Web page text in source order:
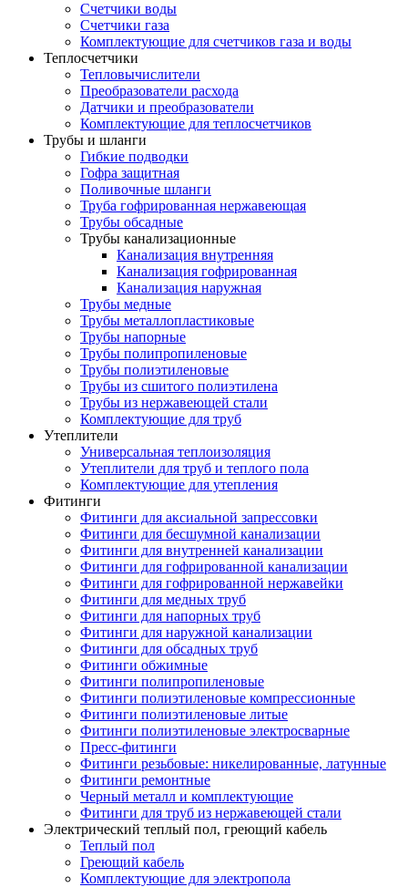
Счетчики воды
Счетчики газа
Комплектующие для счетчиков газа и воды
Теплосчетчики
Тепловычислители
Преобразователи расхода
Датчики и преобразователи
Комплектующие для теплосчетчиков
Трубы и шланги
Гибкие подводки
Гофра защитная
Поливочные шланги
Труба гофрированная нержавеющая
Трубы обсадные
Трубы канализационные
Канализация внутренняя
Канализация гофрированная
Канализация наружная
Трубы медные
Трубы металлопластиковые
Трубы напорные
Трубы полипропиленовые
Трубы полиэтиленовые
Трубы из сшитого полиэтилена
Трубы из нержавеющей стали
Комплектующие для труб
Утеплители
Универсальная теплоизоляция
Утеплители для труб и теплого пола
Комплектующие для утепления
Фитинги
Фитинги для аксиальной запрессовки
Фитинги для бесшумной канализации
Фитинги для внутренней канализации
Фитинги для гофрированной канализации
Фитинги для гофрированной нержавейки
Фитинги для медных труб
Фитинги для напорных труб
Фитинги для наружной канализации
Фитинги для обсадных труб
Фитинги обжимные
Фитинги полипропиленовые
Фитинги полиэтиленовые компрессионные
Фитинги полиэтиленовые литые
Фитинги полиэтиленовые электросварные
Пресс-фитинги
Фитинги резьбовые: никелированные, латунные
Фитинги ремонтные
Черный металл и комплектующие
Фитинги для труб из нержавеющей стали
Электрический теплый пол, греющий кабель
Теплый пол
Греющий кабель
Комплектующие для электропола